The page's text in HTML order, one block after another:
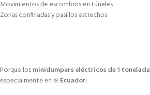
Movimientos de escombros en túneles
Zonas confinadas y pasillos estrechos
Porque losminidumpers eléctricos de 1 tonelada
especialmente en el Ecuador: